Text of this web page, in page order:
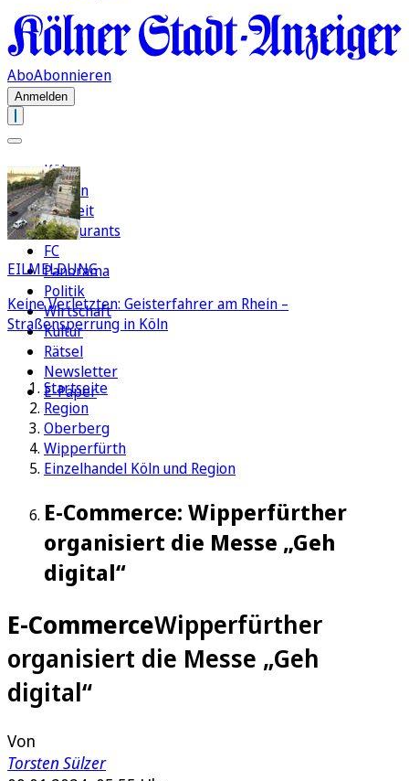
AboAbonnieren
Anmelden
Köln
Region
Freizeit
Restaurants
FC
Panorama
Politik
Wirtschaft
Kultur
Rätsel
Newsletter
E-Paper
EILMELDUNG
Keine Verletzten: Geisterfahrer am Rhein –
Straßensperrung in Köln
Startseite
Region
Oberberg
Wipperfürth
Einzelhandel Köln und Region
E-Commerce: Wipperfürther
organisiert die Messe „Geh
digital“
E-CommerceWipperfürther
organisiert die Messe „Geh
digital“
Von
Torsten Sülzer